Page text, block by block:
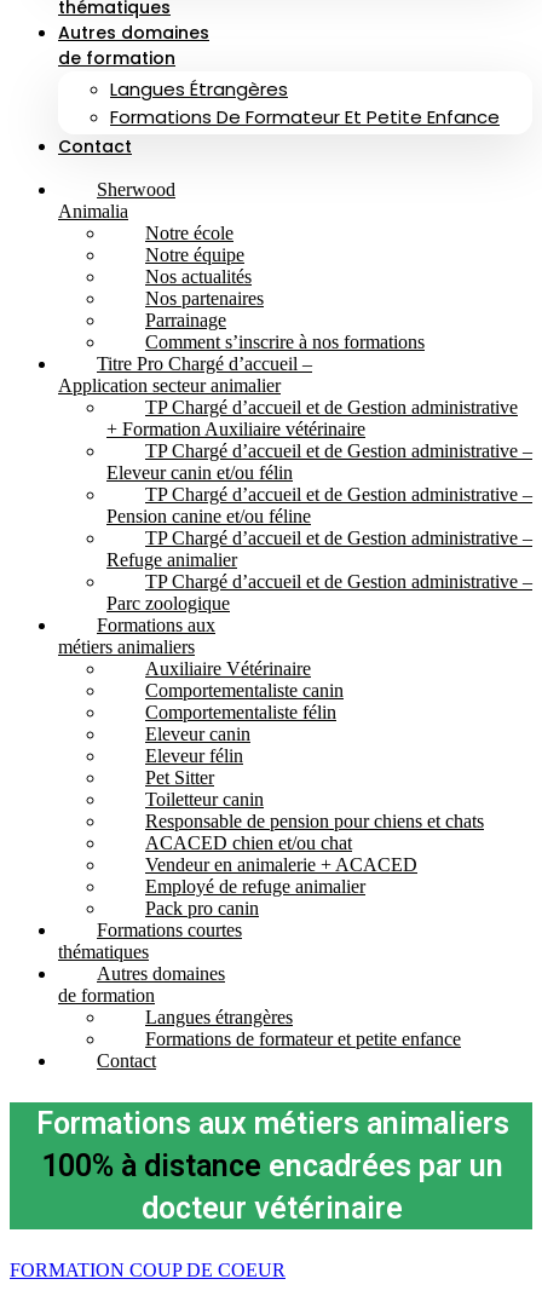
thématiques
Autres domaines
de formation
Langues Étrangères
Formations De Formateur Et Petite Enfance
Contact
Sherwood
Animalia
Notre école
Notre équipe
Nos actualités
Nos partenaires
Parrainage
Comment s’inscrire à nos formations
Titre Pro Chargé d’accueil –
Application secteur animalier
TP Chargé d’accueil et de Gestion administrative
+ Formation Auxiliaire vétérinaire
TP Chargé d’accueil et de Gestion administrative –
Eleveur canin et/ou félin
TP Chargé d’accueil et de Gestion administrative –
Pension canine et/ou féline
TP Chargé d’accueil et de Gestion administrative –
Refuge animalier
TP Chargé d’accueil et de Gestion administrative –
Parc zoologique
Formations aux
métiers animaliers
Auxiliaire Vétérinaire
Comportementaliste canin
Comportementaliste félin
Eleveur canin
Eleveur félin
Pet Sitter
Toiletteur canin
Responsable de pension pour chiens et chats
ACACED chien et/ou chat
Vendeur en animalerie + ACACED
Employé de refuge animalier
Pack pro canin
Formations courtes
thématiques
Autres domaines
de formation
Langues étrangères
Formations de formateur et petite enfance
Contact
Formations aux métiers animaliers
100% à distance encadrées par un
docteur vétérinaire
FORMATION COUP DE COEUR